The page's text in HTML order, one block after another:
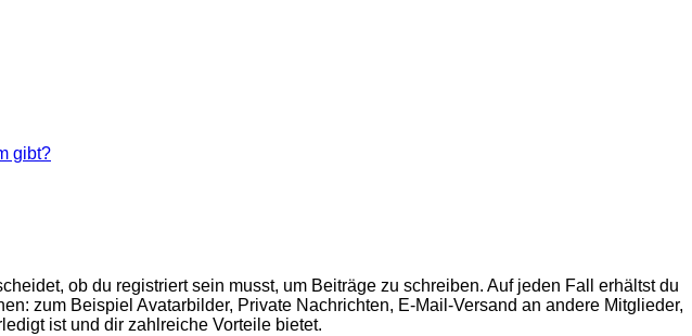
gibt?
ob du registriert sein musst, um Beiträge zu schreiben. Auf jeden Fall erhältst du
zum Beispiel Avatarbilder, Private Nachrichten, E-Mail-Versand an andere Mitglieder,
ist und dir zahlreiche Vorteile bietet.